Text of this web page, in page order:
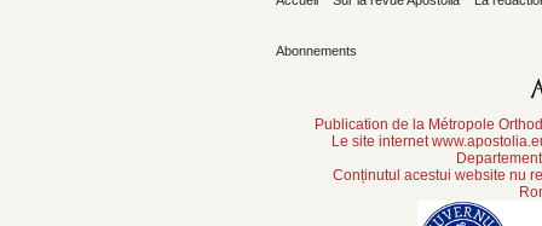
Abonnements
Publication de la Métropole
Le site internet
Conținutul acestui website nu